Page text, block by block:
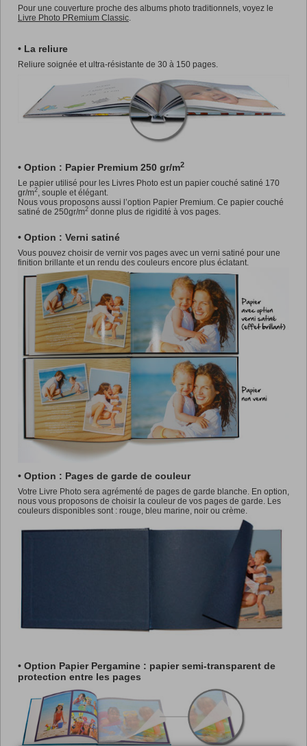
Pour une couverture proche des albums photo traditionnels, voyez le
Livre Photo PRemium Classic.
• La reliure
Reliure soignée et ultra-résistante de 30 à 150 pages.
• Option : Papier Premium 250 gr/m2
Le papier utilisé pour les Livres Photo est un papier couché satiné 170
gr/m2, souple et élégant.
Nous vous proposons aussi l’option Papier Premium. Ce papier couché
satiné de 250gr/m2 donne plus de rigidité à vos pages.
• Option : Verni satiné
Vous pouvez choisir de vernir vos pages avec un verni satiné pour une
finition brillante et un rendu des couleurs encore plus éclatant.
• Option : Pages de garde de couleur
Votre Livre Photo sera agrémenté de pages de garde blanche. En option,
nous vous proposons de choisir la couleur de vos pages de garde. Les
couleurs disponibles sont : rouge, bleu marine, noir ou crème.
• Option Papier Pergamine : papier semi-transparent de
protection entre les pages